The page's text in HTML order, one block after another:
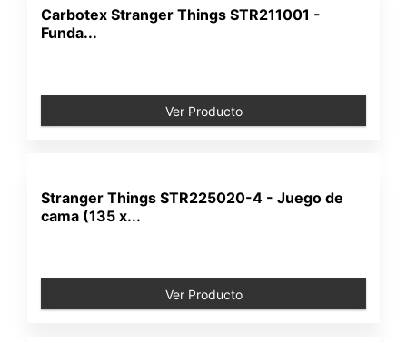
Carbotex Stranger Things STR211001 -
Funda...
Ver Producto
Stranger Things STR225020-4 - Juego de
cama (135 x...
Ver Producto